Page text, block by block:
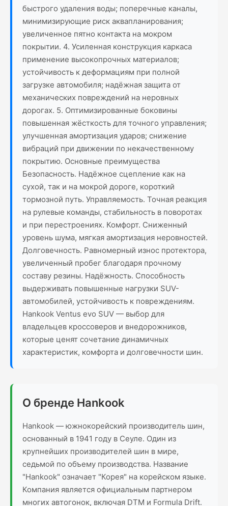
быстрого удаления воды; поперечные каналы,
минимизирующие риск аквапланирования;
увеличенное пятно контакта на мокром
покрытии. 4. Усиленная конструкция каркаса
применение высокопрочных материалов;
устойчивость к деформациям при полной
загрузке автомобиля; надёжная защита от
механических повреждений на неровных
дорогах. 5. Оптимизированные боковины
повышенная жёсткость для точного управления;
улучшенная амортизация ударов; снижение
вибраций при движении по некачественному
покрытию. Основные преимущества
Безопасность. Надёжное сцепление как на
сухой, так и на мокрой дороге, короткий
тормозной путь. Управляемость. Точная реакция
на рулевые команды, стабильность в поворотах
и при перестроениях. Комфорт. Сниженный
уровень шума, мягкая амортизация неровностей.
Долговечность. Равномерный износ протектора,
увеличенный пробег благодаря прочному
составу резины. Надёжность. Способность
выдерживать повышенные нагрузки SUV-
автомобилей, устойчивость к повреждениям.
Hankook Ventus evo SUV — выбор для
владельцев кроссоверов и внедорожников,
которые ценят сочетание динамичных
характеристик, комфорта и долговечности шин.
О бренде Hankook
Hankook — южнокорейский производитель шин,
основанный в 1941 году в Сеуле. Один из
крупнейших производителей шин в мире,
седьмой по объему производства. Название
"Hankook" означает "Корея" на корейском языке.
Компания является официальным партнером
многих автогонок, включая DTM и Formula Drift.